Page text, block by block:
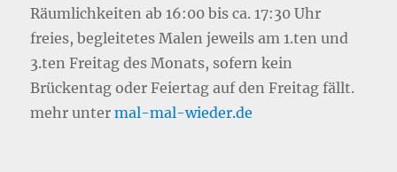
Räumlichkeiten ab 16:00 bis ca. 17:30 Uhr
freies, begleitetes Malen jeweils am 1.ten und
3.ten Freitag des Monats, sofern kein
Brückentag oder Feiertag auf den Freitag fällt.
mehr untermal-mal-wieder.de